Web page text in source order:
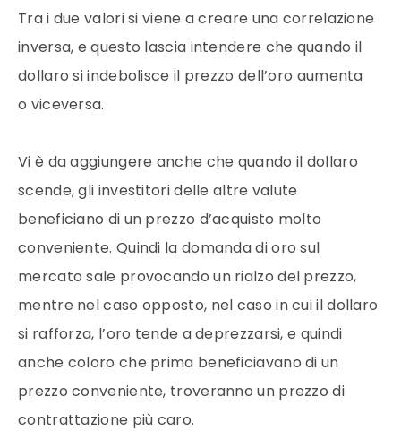
Tra i due valorisi viene a creare una correlazione
inversa, e questo lascia intendere che quando il
dollaro si indebolisce il prezzo dell’oro aumenta
o viceversa.
Vi è da aggiungere anche che quando il dollaro
scende, gli investitori delle altre valute
beneficiano di un prezzo d’acquisto molto
conveniente. Quindi la domanda dioro sul
mercato sale provocando un rialzo del prezzo,
mentre nel caso opposto, nel caso in cui ildollaro
si rafforza, l’oro tende a deprezzarsi, e quindi
anche coloro che prima beneficiavano di un
prezzo conveniente, troveranno un prezzo di
contrattazione più caro.